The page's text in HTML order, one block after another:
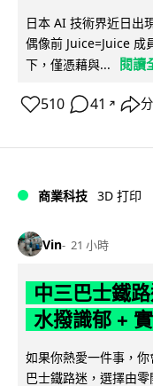
日本 AI 技術界近日出
偶像前 Juice=Juice 成
下，僅憑藉與...
閱讀
510 41 ↗
商業科技 3D 打印
Vin 21 小時
中三巴士鐵
水撥識郁 +
如果你熱愛一件事，
巴士鐵路迷，選擇由